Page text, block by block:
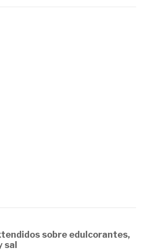
sobre edulcorantes,
sal